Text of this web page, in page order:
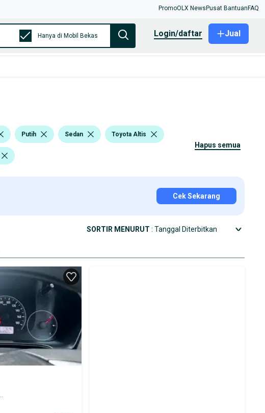
PromoOLX News Pusat Bantuan FAQ
Hanya di Mobil Bekas login/daftar Jual
Putih Sedan Toyota Altis
hapus semua
Cek Sekarang
SORTIR MENURUT : Tanggal Diterbitkan